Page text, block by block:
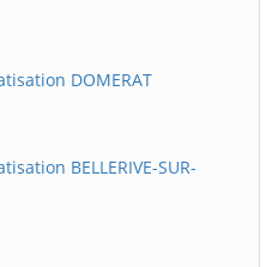
DOMERAT
BELLERIVE-SUR-